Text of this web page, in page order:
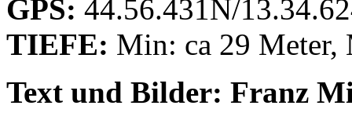
GPS: 44.56.431N/
TIEFE: Min: ca 29 Meter,
Text und Bilder: Franz